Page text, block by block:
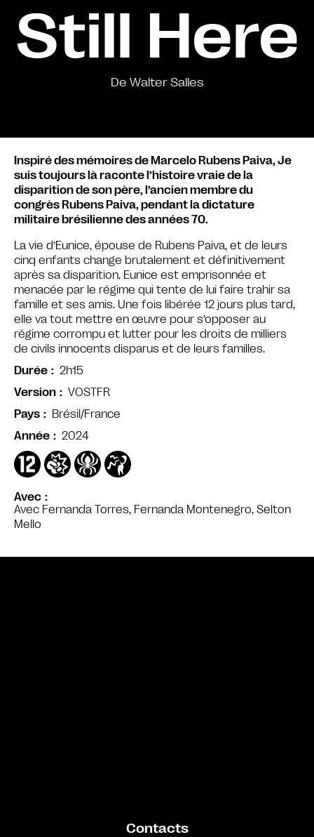
Still Here
De Walter Salles
Avec
Avec Fernanda Torres, Fernanda Montenegro, Selton
Mello
Inspiré des mémoires de Marcelo Rubens Paiva, Je
suis toujours là raconte l’histoire vraie de la
disparition de son père, l’ancien membre du
congrès Rubens Paiva, pendant la dictature
militaire brésilienne des années 70.
La vie d’Eunice, épouse de Rubens Paiva, et de leurs
cinq enfants change brutalement et définitivement
après sa disparition. Eunice est emprisonnée et
menacée par le régime qui tente de lui faire trahir sa
famille et ses amis. Une fois libérée 12 jours plus tard,
elle va tout mettre en œuvre pour s’opposer au
régime corrompu et lutter pour les droits de milliers
de civils innocents disparus et de leurs familles.
Durée
2h15
Version
VOSTFR
Pays
Brésil/France
Année
2024
Contacts